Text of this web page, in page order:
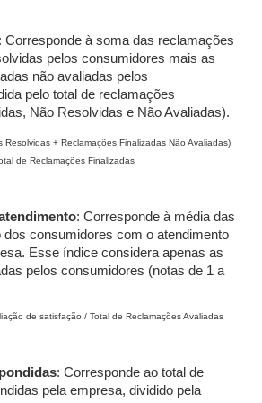
: Corresponde à soma das reclamações
pelos consumidores mais as
não avaliadas pelos
pelo total de reclamações
Não Resolvidas e Não Avaliadas).
Resolvidas + Reclamações Finalizadas Não Avaliadas)
de Reclamações Finalizadas
: Corresponde à média das
dos consumidores com o atendimento
Esse índice considera apenas as
pelos consumidores (notas de 1 a
de satisfação / Total de Reclamações Avaliadas
: Corresponde ao total de
pela empresa, dividido pela